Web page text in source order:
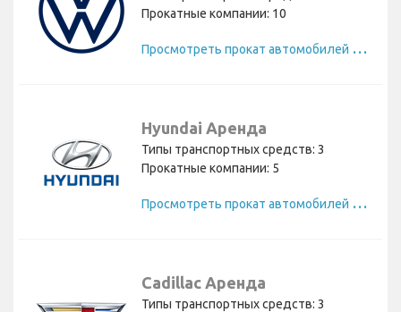
Прокатные компании: 10
П
росмотреть прокат автомобилей Volkswagen
Hyundai Аренда
Типы транспортных средств: 3
Прокатные компании: 5
П
росмотреть прокат автомобилей Hyundai
Cadillac Аренда
Типы транспортных средств: 3